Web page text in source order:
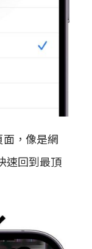
，像是網
速回到最頂